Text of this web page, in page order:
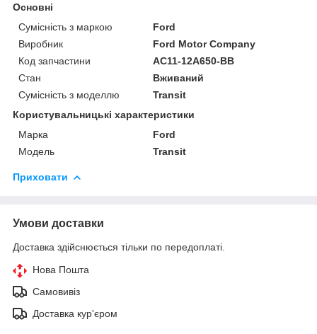
Основні
Сумісність з маркою
Ford
Виробник
Ford Motor Company
Код запчастини
AC11-12A650-BB
Стан
Вживаний
Сумісність з моделлю
Transit
Користувальницькі характеристики
Марка
Ford
Модель
Transit
Приховати
Умови доставки
Доставка здійснюється тільки по передоплаті.
Нова Пошта
Самовивіз
Доставка кур'єром